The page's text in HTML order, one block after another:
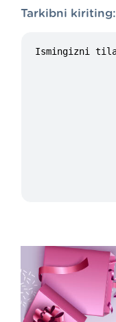
Tarkibni kiriting: